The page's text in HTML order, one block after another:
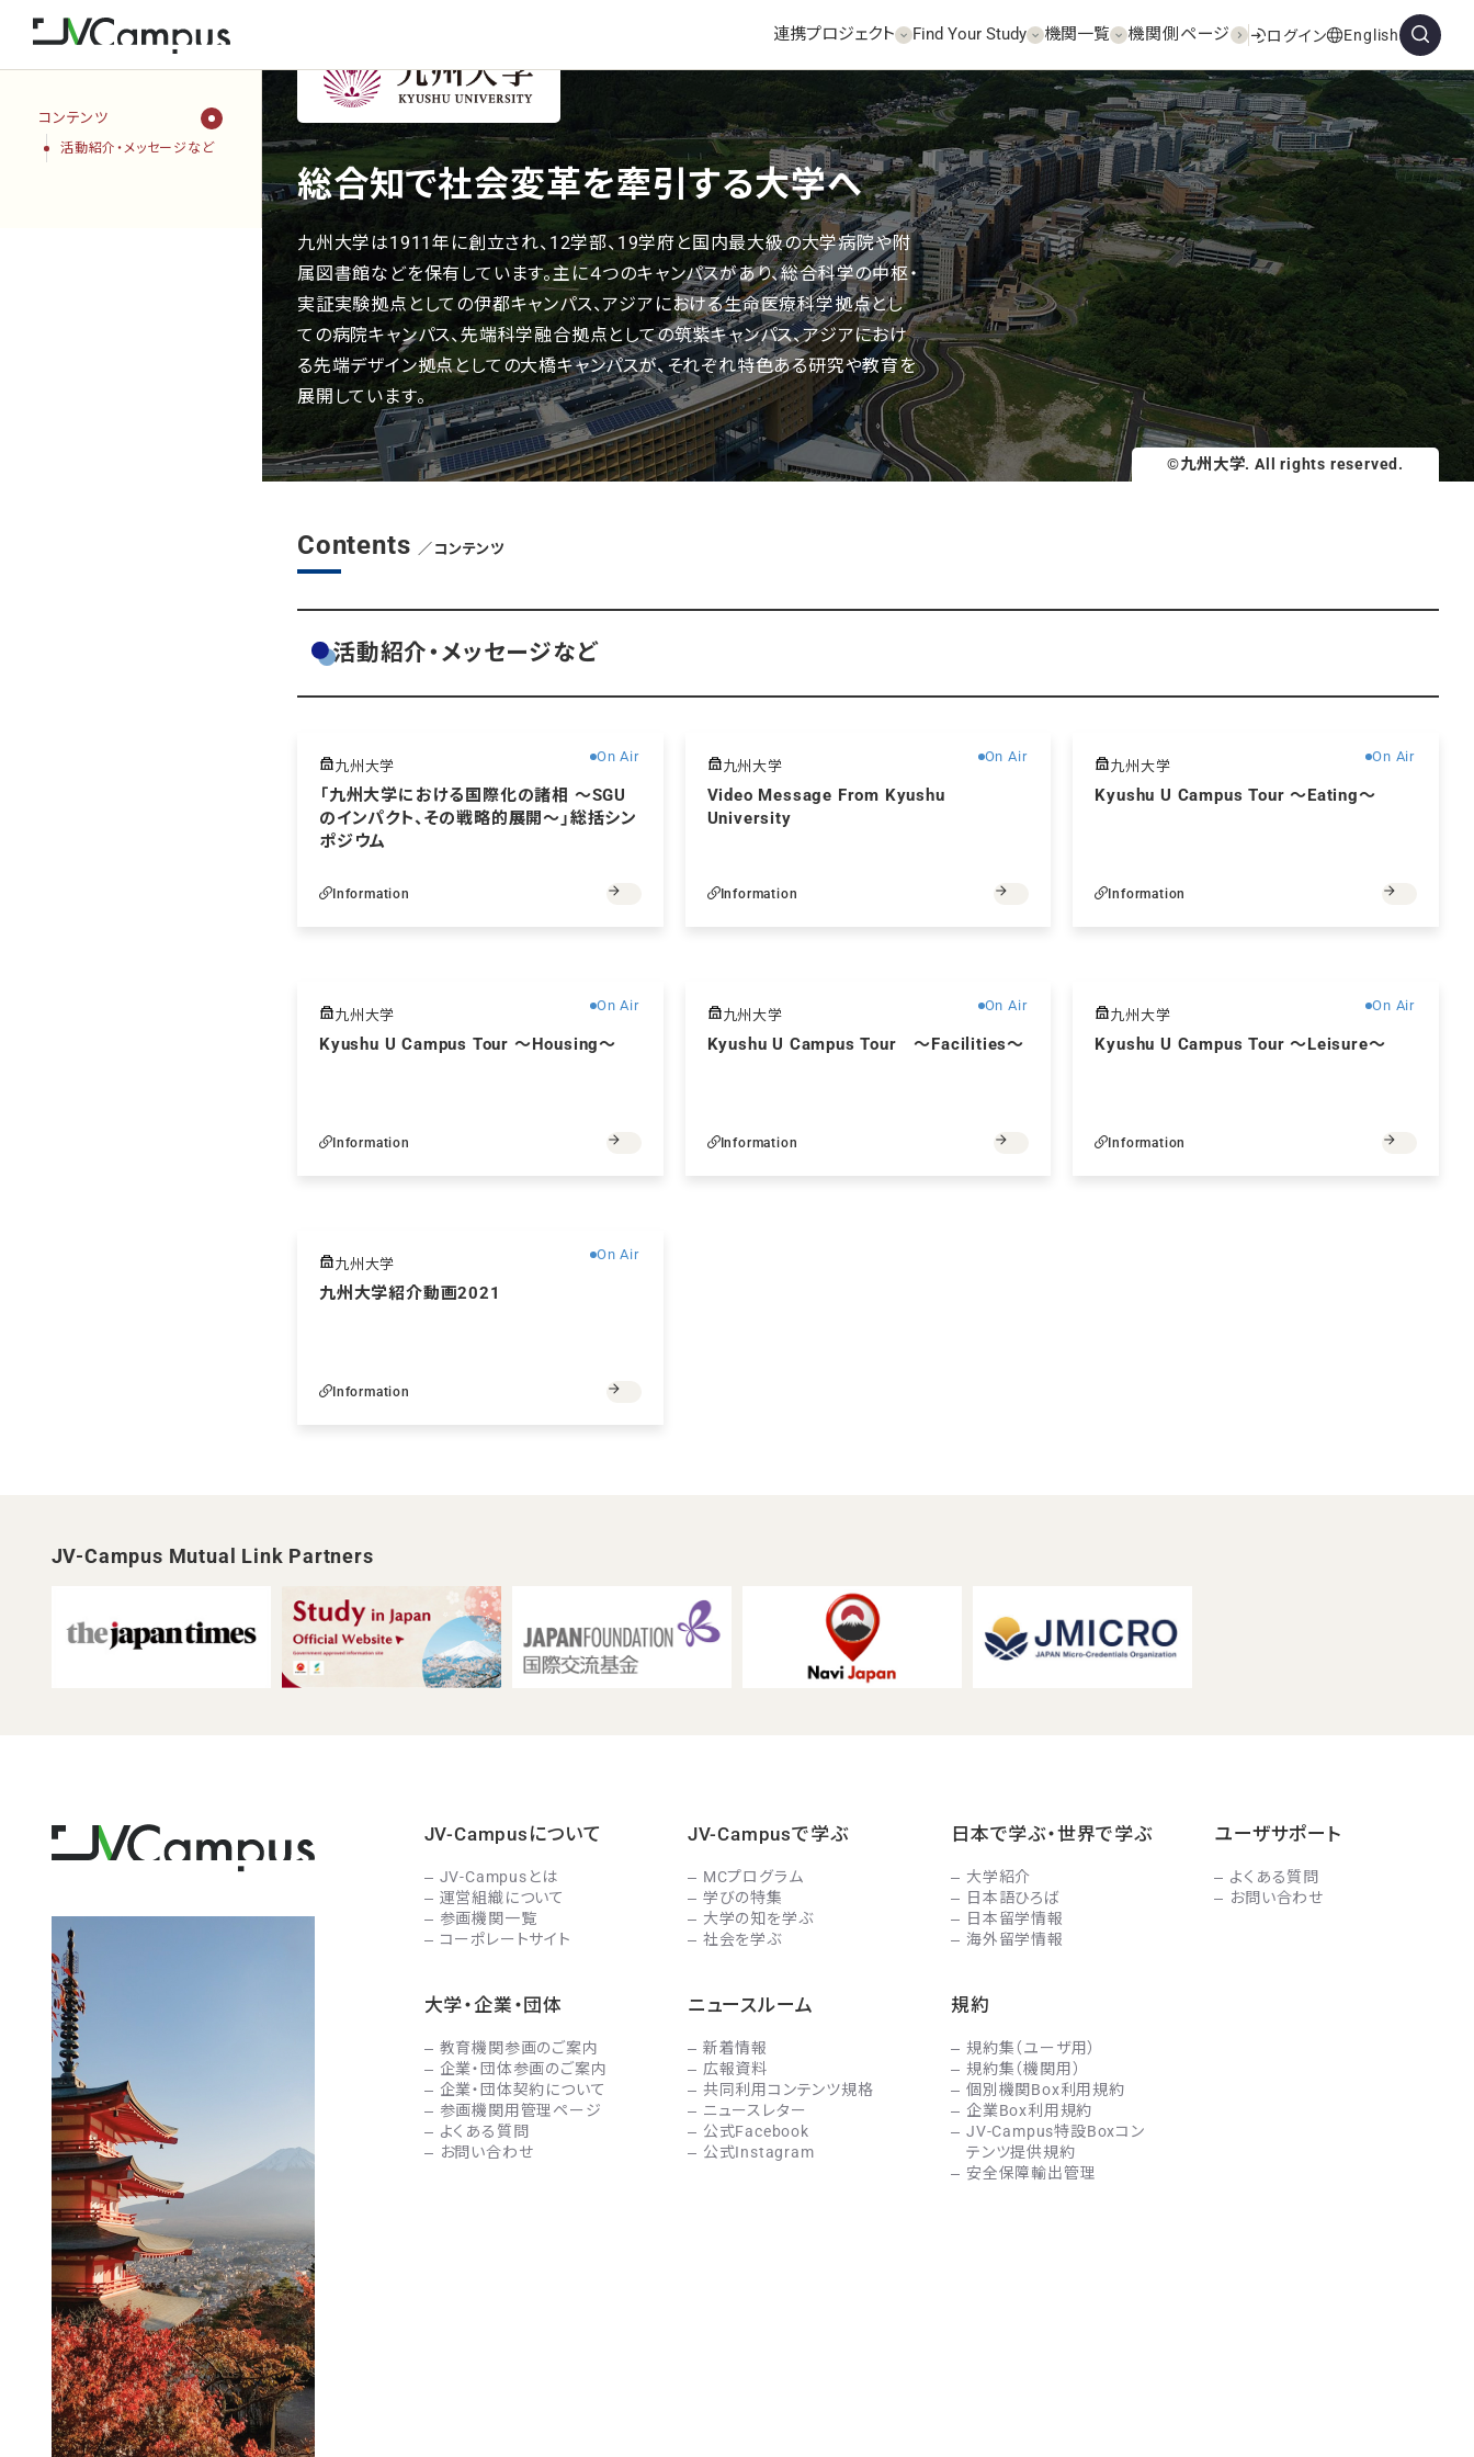
連携プロジェクト Find Your Study 機関一覧 機関側ページ ログイン English
コンテンツ
活動紹介・メッセージなど
総合知で社会変革を牽引する大学へ
九州大学は1911年に創立され、12学部、19学府と国内最大級の大学病院や附
属図書館などを保有しています。主に４つのキャンパスがあり、総合科学の中枢・
実証実験拠点としての伊都キャンパス、アジアにおける生命医療科学拠点とし
ての病院キャンパス、先端科学融合拠点としての筑紫キャンパス、アジアにおけ
る先端デザイン拠点としての大橋キャンパスが、それぞれ特色ある研究や教育を
展開しています。
©九州大学. All rights reserved.
Contents ／コンテンツ
活動紹介・メッセージなど
On Air
無料
九州大学
「九州大学における国際化の諸相 〜SGU
のインパクト、その戦略的展開〜」総括シン
ポジウム
Information
On Air
無料
九州大学
Video Message From Kyushu
University
Information
On Air
無料
九州大学
Kyushu U Campus Tour ～Eating～
Information
On Air
九州大学
Kyushu U Campus Tour 〜Housing〜
Information
On Air
九州大学
Kyushu U Campus Tour ～Facilities～
Information
On Air
九州大学
Kyushu U Campus Tour ～Leisure～
Information
On Air
九州大学
九州大学紹介動画2021
Information
JV-Campus Mutual Link Partners
JV-Campusについて
JV-Campusとは
運営組織について
参画機関一覧
コーポレートサイト
JV-Campusで学ぶ
MCプログラム
学びの特集
大学の知を学ぶ
社会を学ぶ
日本で学ぶ・世界で学ぶ
大学紹介
日本語ひろば
日本留学情報
海外留学情報
ユーザサポート
よくある質問
お問い合わせ
大学・企業・団体
教育機関参画のご案内
企業・団体参画のご案内
企業・団体契約について
参画機関用管理ページ
よくある質問
お問い合わせ
ニュースルーム
新着情報
広報資料
共同利用コンテンツ規格
ニュースレター
公式Facebook
公式Instagram
規約
規約集（ユーザ用）
規約集（機関用）
個別機関Box利用規約
企業Box利用規約
JV-Campus特設Boxコン
テンツ提供規約
安全保障輸出管理